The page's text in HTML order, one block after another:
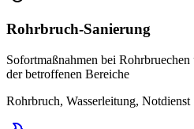
Rohrbruch-Sanierung
Sofortmaßnahmen bei
der betroffenen Bereiche
Rohrbruch, Wasserleitung, Notdienst